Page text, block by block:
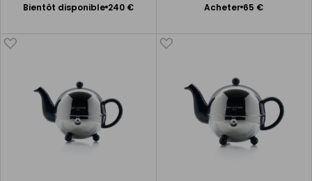
Bientôt disponible 240 €
Me
Acheter 65 €
Ajouter